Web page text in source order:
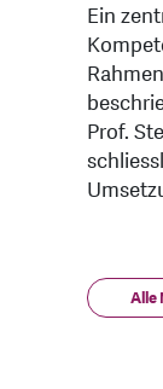
Ein
Prof.
Alle